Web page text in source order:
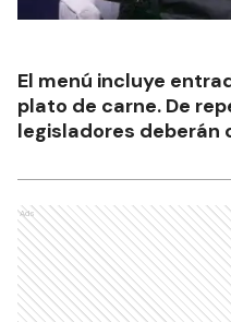
El menú incluye
plato de carne. De
legisladores deberán
Ads